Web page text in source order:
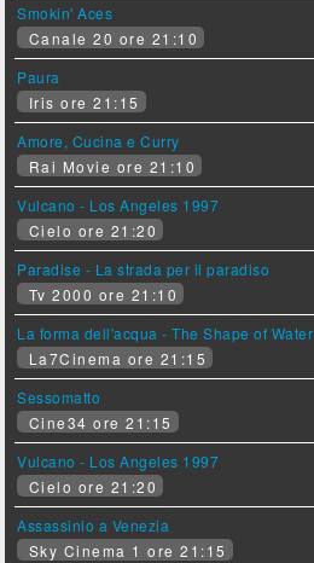
Smokin' Aces
Canale 20 ore 21:10
Paura
Iris ore 21:15
Amore, Cucina e Curry
Rai Movie ore 21:10
Vulcano - Los Angeles 1997
Cielo ore 21:20
Paradise - La strada per il paradiso
Tv 2000 ore 21:10
La forma dell'acqua - The Shape of Water
La7Cinema ore 21:15
Sessomatto
Cine34 ore 21:15
Vulcano - Los Angeles 1997
Cielo ore 21:20
Assassinio a Venezia
Sky Cinema 1 ore 21:15